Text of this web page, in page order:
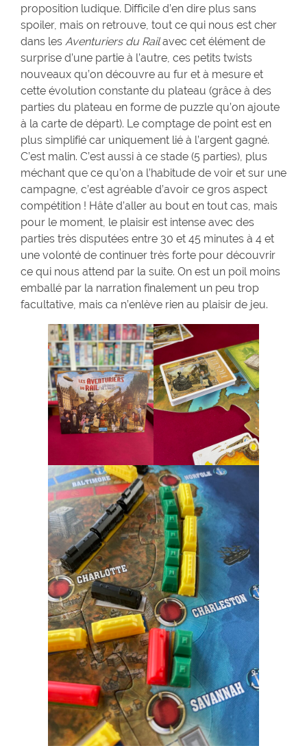
proposition ludique. Difficile d’en dire plus sans
spoiler, mais on retrouve, tout ce qui nous est cher
dans les Aventuriers du Railavec cet élément de
surprise d’une partie à l’autre, ces petits twists
nouveaux qu’on découvre au fur et à mesure et
cette évolution constante du plateau (grâce à des
parties du plateau en forme de puzzle qu’on ajoute
à la carte de départ). Le comptage de point est en
plus simplifié car uniquement lié à l’argent gagné.
C’est malin. C’est aussi à ce stade (5 parties), plus
méchant que ce qu’on a l’habitude de voir et sur une
campagne, c’est agréable d’avoir ce gros aspect
compétition ! Hâte d’aller au bout en tout cas, mais
pour le moment, le plaisir est intense avec des
parties très disputées entre 30 et 45 minutes à 4 et
une volonté de continuer très forte pour découvrir
ce qui nous attend par la suite. On est un poil moins
emballé par la narration finalement un peu trop
facultative, mais ca n’enlève rien au plaisir de jeu.